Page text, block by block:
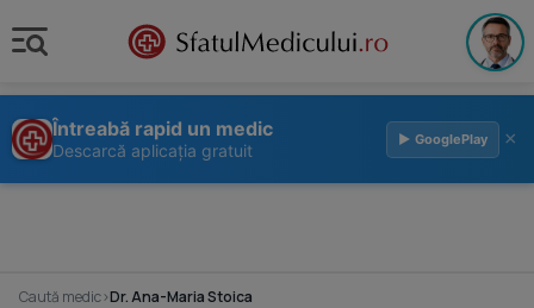
Întreabă rapid un medic
Descarcă aplicația gratuit
▶ GooglePlay ×
Caută medic›Dr. Ana-Maria Stoica